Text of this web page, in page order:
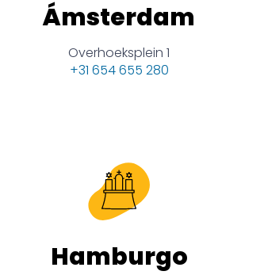
Ámsterdam
Overhoeksplein 1
+31 654 655 280
Hamburgo